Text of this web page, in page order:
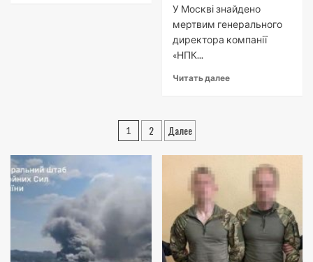
У Москві знайдено
мертвим генерального
директора компанії
«НПК...
Читать далее
Навигация
по
записям
1 2 Далее